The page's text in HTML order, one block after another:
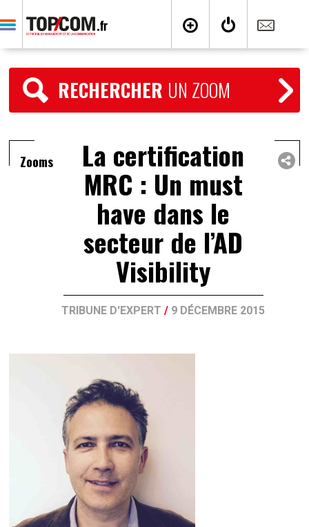
RECHERCHER UN ZOOM
Zooms La certification
MRC : Un must
have dans le
secteur de l’AD
Visibility
TRIBUNE D'EXPERT / 9 DÉCEMBRE 2015